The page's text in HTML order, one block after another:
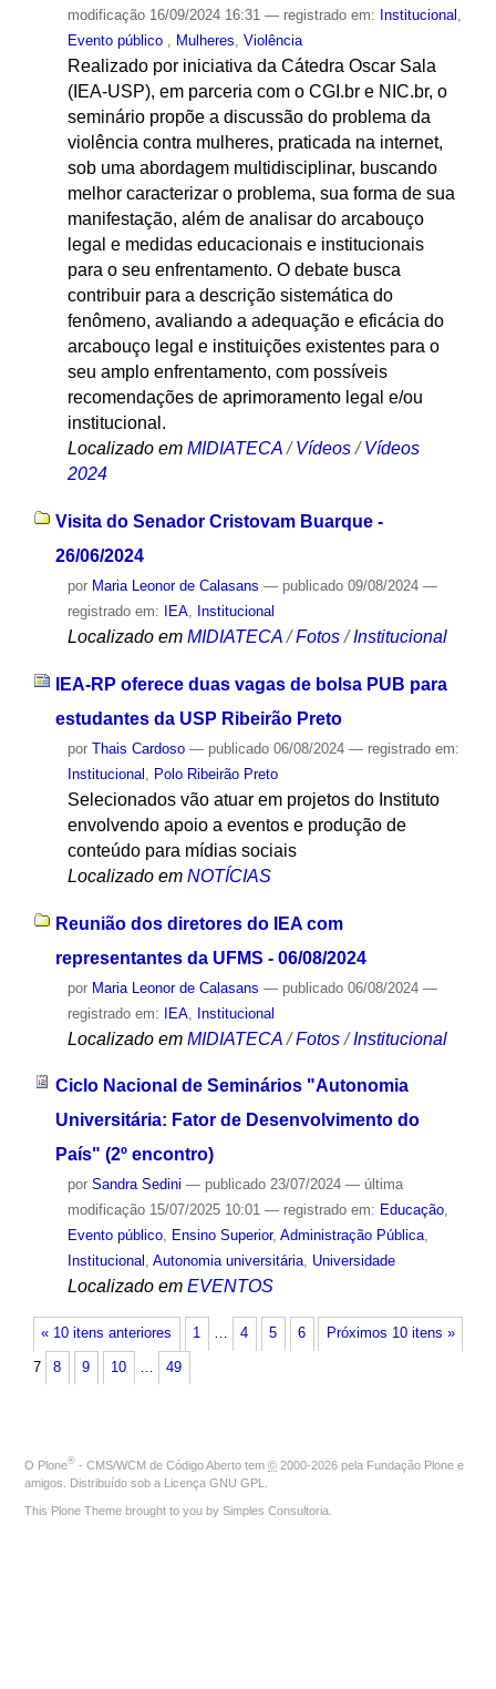
modificação16/09/2024 16:31 — registrado em: Institucional ,
Evento público , Mulheres, Violência
Realizado por iniciativa da Cátedra Oscar Sala
(IEA-USP), em parceria com o CGI.br e NIC.br, o
seminário propõe a discussão do problema da
violência contra mulheres, praticada na internet,
sob uma abordagem multidisciplinar, buscando
melhor caracterizar o problema, sua forma de sua
manifestação, além de analisar do arcabouço
legal e medidas educacionais e institucionais
para o seu enfrentamento. O debate busca
contribuir para a descrição sistemática do
fenômeno, avaliando a adequação e eficácia do
arcabouço legal e instituições existentes para o
seu amplo enfrentamento, com possíveis
recomendações de aprimoramento legal e/ou
institucional.
Localizado em MIDIATECA / Vídeos / Vídeos
2024
Visita do Senador Cristovam Buarque -
26/06/2024
por Maria Leonor de Calasans — publicado09/08/2024 —
registrado em:
IEA, Institucional
Localizado em MIDIATECA /Fotos /Institucional
IEA-RP oferece duas vagas de bolsa PUB para
estudantes da USP Ribeirão Preto
por Thais Cardoso — publicado06/08/2024 — registrado em:
Institucional
Polo Ribeirão Preto
Selecionados vão atuar em projetos do Instituto
envolvendo apoio a eventos e produção de
conteúdo para mídias sociais
Localizado em NOTÍCIAS
Reunião dos diretores do IEA com
representantes da UFMS - 06/08/2024
por Maria Leonor de Calasans — publicado06/08/2024 —
registrado em: IEA, Institucional
Localizado em MIDIATECA /Fotos /Institucional
Ciclo Nacional de Seminários "Autonomia
Universitária: Fator de Desenvolvimento do
País" (2º encontro)
por Sandra Sedini — publicado23/07/2024 — última
modificação15/07/2025 10:01 — registrado em: Educação,
Evento público, Ensino Superior, Administração Pública,
Institucional , Autonomia universitária, Universidade
Localizado em EVENTOS
« 10 itens anteriores Próximos 10 itens »
1 … 4 5 6
7 8 9 10 … 49
O Plone® - CMS/WCM de Código Aberto tem © 2000-2026 pela Fundação Plone e
amigos. Distribuído sob a Licença GNU GPL
This Plone Theme brought to you by Simples Consultoria